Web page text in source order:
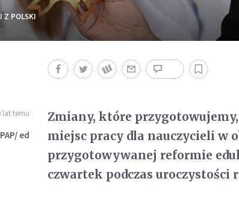
Z POLSKI
lat temu
PAP/ ed
Zmiany, które
miejsc pracy dla nauczycieli w
przygotowywanej reformie
czwartek podczas uroczystości